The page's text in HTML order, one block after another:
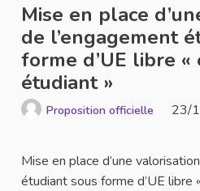
Mise en place
de l’engagement
forme d’UE libre
étudiant »
Proposition officielle 23/
Mise en place d’une
étudiant sous forme d’UE libre